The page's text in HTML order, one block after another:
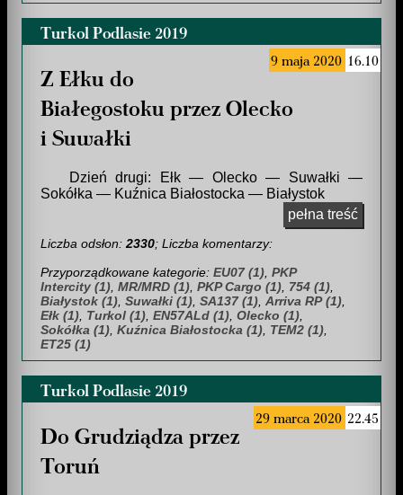
Turkol Podlasie 2019
9 maja 2020 16.10
Z Ełku do
Białegostoku przez Olecko
i Suwałki
Dzień drugi: Ełk — Olecko — Suwałki —
Sokółka — Kuźnica Białostocka — Białystok
pełna treść
Liczba odsłon: 2330; Liczba komentarzy:
Przyporządkowane kategorie: EU07 (1) PKP
Intercity (1) MR/MRD (1) PKP Cargo (1) 754 (1)
Białystok (1) Suwałki (1) SA137 (1) Arriva RP (1)
Ełk (1) Turkol (1) EN57ALd (1) Olecko (1)
Sokółka (1) Kuźnica Białostocka (1) TEM2 (1)
ET25 (1)
Turkol Podlasie 2019
29 marca 2020 22.45
Do Grudziądza przez
Toruń